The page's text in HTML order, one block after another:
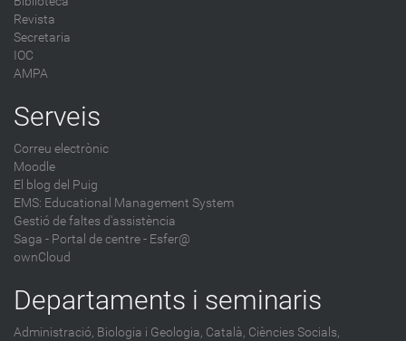
Revista
Secretaria
IOC
AMPA
Serveis
Correu electrònic
Moodle
El blog del Puig
EMS: Educational Management System
Gestió de faltes d'assistència
Saga - Portal de centre - Esfer@
ownCloud
Departaments i seminaris
Administració, Biologia i Geologia, Català, Ciències Socials,